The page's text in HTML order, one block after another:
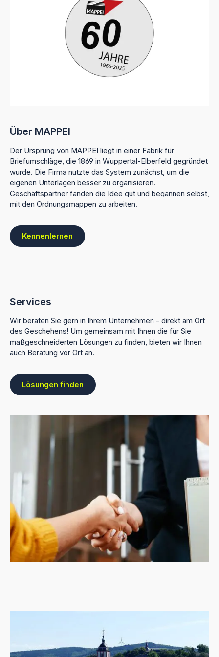
Über MAPPEI
Der Ursprung von MAPPEI liegt in einer Fabrik für
Briefumschläge, die 1869 in Wuppertal-Elberfeld gegründet
wurde. Die Firma nutzte das System zunächst, um die
eigenen Unterlagen besser zu organisieren.
Geschäftspartner fanden die Idee gut und begannen selbst,
mit den Ordnungsmappen zu arbeiten.
Kennenlernen
Services
Wir beraten Sie gern in Ihrem Unternehmen – direkt am Ort
des Geschehens! Um gemeinsam mit Ihnen die für Sie
maßgeschneiderten Lösungen zu finden, bieten wir Ihnen
auch Beratung vor Ort an.
Lösungen finden